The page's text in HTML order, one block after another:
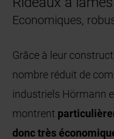
Economiques,
Grâce à leur
nombre réduit de
industriels Hörmann
montrent
donc très